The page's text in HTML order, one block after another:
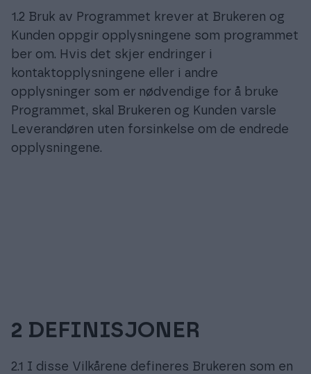
1.2 Bruk av Programmet krever at Brukeren og
Kunden oppgir opplysningene som programmet
ber om. Hvis det skjer endringer i
kontaktopplysningene eller i andre
opplysninger som er nødvendige for å bruke
Programmet, skal Brukeren og Kunden varsle
Leverandøren uten forsinkelse om de endrede
opplysningene.
2 DEFINISJONER
2.1 I disse Vilkårene defineres Brukeren som en